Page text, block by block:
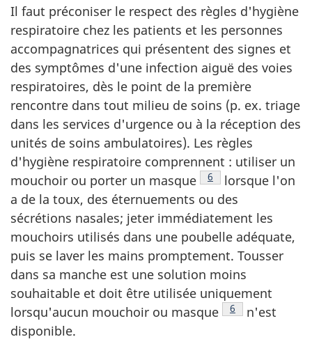
Il faut préconiser le respect des règles d'hygiène
respiratoire chez les patients et les personnes
accompagnatrices qui présentent des signes et
des symptômes d'une infection aiguë des voies
respiratoires, dès le point de la première
rencontre dans tout milieu de soins (p. ex. triage
dans les services d'urgence ou à la réception des
unités de soins ambulatoires). Les règles
d'hygiène respiratoire comprennent : utiliser un
mouchoir ou porter un masque
Note de bas de page
6
lorsque l'on
a de la toux, des éternuements ou des
sécrétions nasales; jeter immédiatement les
mouchoirs utilisés dans une poubelle adéquate,
puis se laver les mains promptement. Tousser
dans sa manche est une solution moins
souhaitable et doit être utilisée uniquement
lorsqu'aucun mouchoir ou masque
Note de bas de
6
n'est
disponible.